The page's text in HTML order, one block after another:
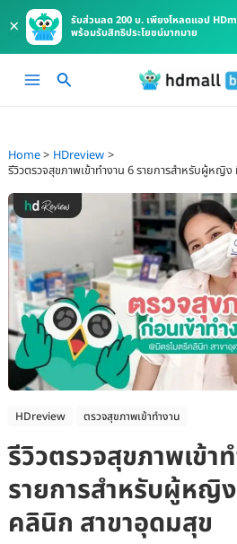
×
รับส่วนลด 200 บ. เพียงโหลดแอป
พร้อมรับสิทธิประโยชน์มากมาย
Main
Home
HDreview
รีวิวตรวจสุขภาพเข้าทำงาน 6 รายการสำหรับผู้หญิ
HDreview ตรวจสุขภาพเข้าทำงาน
รีวิวตรวจสุขภาพเข้า
รายการสำหรับผู้หญิ
คลินิก สาขาอุดมสุข